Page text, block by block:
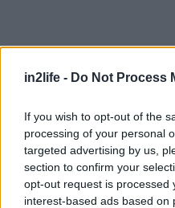
in2life - Do Not Process
If you wish to opt-out of the
processing of your personal
targeted advertising by us,
section to confirm your
opt-out request is processed
interest-based ads based on
Αναζήτηση